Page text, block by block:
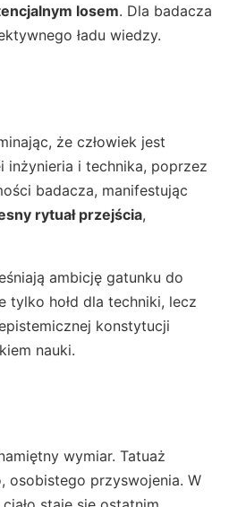
losem. Dla badacza
ładu wiedzy.
że człowiek jest
inżynieria i technika, poprzez
badacza, manifestując
rytuał przejścia,
ambicję gatunku do
tylko hołd dla techniki, lecz
konstytucji
nauki.
wymiar. Tatuaż
osobistego przyswojenia. W